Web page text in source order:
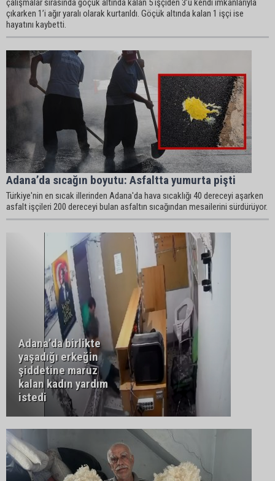
çalışmalar sırasında göçük altında kalan 5 işçiden 3’ü kendi imkanlarıyla
çıkarken 1’i ağır yaralı olarak kurtarıldı. Göçük altında kalan 1 işçi ise
hayatını kaybetti.
Adana’da sıcağın boyutu: Asfaltta yumurta pişti
Türkiye'nin en sıcak illerinden Adana'da hava sıcaklığı 40 dereceyi aşarken
asfalt işçileri 200 dereceyi bulan asfaltın sıcağından mesailerini sürdürüyor.
Adana’da birlikte
yaşadığı erkeğin
şiddetine maruz
kalan kadın yardım
istedi